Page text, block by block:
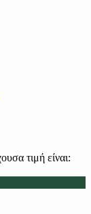
τιμή είναι: